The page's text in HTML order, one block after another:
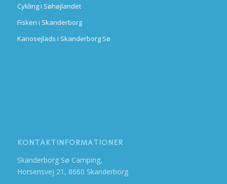
Cykling i Søhøjlandet
Fiskeri i Skanderborg
Kanosejlads i Skanderborg Sø
KONTAKTINFORMATIONER
Skanderborg Sø Camping,
Horsensvej 21, 8660 Skanderborg